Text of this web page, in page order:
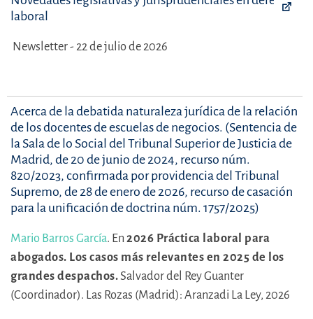
laboral
Newsletter - 22 de julio de 2026
Acerca de la debatida naturaleza jurídica de la relación
de los docentes de escuelas de negocios. (Sentencia de
la Sala de lo Social del Tribunal Superior de Justicia de
Madrid, de 20 de junio de 2024, recurso núm.
820/2023, confirmada por providencia del Tribunal
Supremo, de 28 de enero de 2026, recurso de casación
para la unificación de doctrina núm. 1757/2025)
Mario Barros García. En 2026 Práctica laboral para
abogados. Los casos más relevantes en 2025 de los
grandes despachos.Salvador del Rey Guanter
(Coordinador). Las Rozas (Madrid): Aranzadi La Ley, 2026